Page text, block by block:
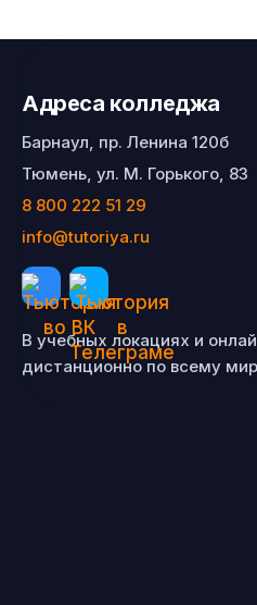
Адреса колледжа
Барнаул, пр. Ленина 120б
Тюмень, ул. М. Горького, 83
8 800 222 51 29
info@tutoriya.ru
В учебных локациях и
дистанционно по всему